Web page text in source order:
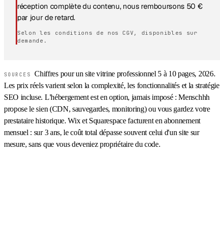
réception complète du contenu, nous remboursons 50 €
par jour de retard.
Selon les conditions de nos CGV, disponibles sur
demande.
SOURCESChiffres pour un site vitrine professionnel 5 à 10 pages, 2026.
Les prix réels varient selon la complexité, les fonctionnalités et la stratégie
SEO incluse. L'hébergement est en option, jamais imposé : Menschhh
propose le sien (CDN, sauvegardes, monitoring) ou vous gardez votre
prestataire historique. Wix et Squarespace facturent en abonnement
mensuel : sur 3 ans, le coût total dépasse souvent celui d'un site sur
mesure, sans que vous deveniez propriétaire du code.